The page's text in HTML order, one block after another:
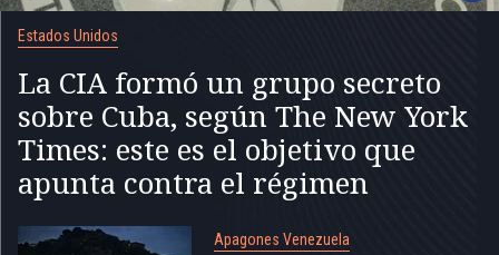
Estados Unidos
La CIA formó un grupo secreto
sobre Cuba, según The New York
Times: este es el objetivo que
apunta contra el régimen
Apagones Venezuela